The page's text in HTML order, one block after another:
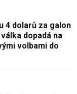
4 dolarů za galon
dopadá na
volbami do